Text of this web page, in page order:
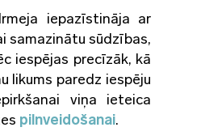
iepazīstināja ar
samazinātu sūdzības,
iespējas precīzāk, kā
likums paredz iespēju
viņa ieteica
pilnveidošanai.